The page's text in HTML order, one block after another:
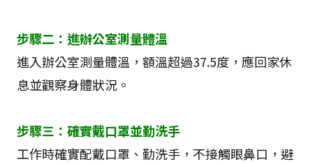
步驟二：進辦公室測量體溫
進入辦公室測量體溫，額溫超過37.5度，應回家休
息並觀察身體狀況。
步驟三：確實戴口罩並勤洗手
工作時確實配戴口罩、勤洗手，不接觸眼鼻口，避